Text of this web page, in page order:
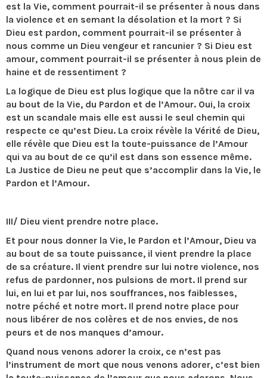
est la Vie, comment pourrait-il se présenter à nous dans
la violence et en semant la désolation et la mort ? Si
Dieu est pardon, comment pourrait-il se présenter à
nous comme un Dieu vengeur et rancunier ? Si Dieu est
amour, comment pourrait-il se présenter à nous plein de
haine et de ressentiment ?
La logique de Dieu est plus logique que la nôtre car il va
au bout de la Vie, du Pardon et de l’Amour. Oui, la croix
est un scandale mais elle est aussi le seul chemin qui
respecte ce qu’est Dieu. La croix révèle la Vérité de Dieu,
elle révèle que Dieu est la toute-puissance de l’Amour
qui va au bout de ce qu’il est dans son essence même.
La Justice de Dieu ne peut que s’accomplir dans la Vie, le
Pardon et l’Amour.
III/ Dieu vient prendre notre place.
Et pour nous donner la Vie, le Pardon et l’Amour, Dieu va
au bout de sa toute puissance, il vient prendre la place
de sa créature. Il vient prendre sur lui notre violence, nos
refus de pardonner, nos pulsions de mort. Il prend sur
lui, en lui et par lui, nos souffrances, nos faiblesses,
notre péché et notre mort. Il prend notre place pour
nous libérer de nos colères et de nos envies, de nos
peurs et de nos manques d’amour.
Quand nous venons adorer la croix, ce n’est pas
l’instrument de mort que nous venons adorer, c’est bien